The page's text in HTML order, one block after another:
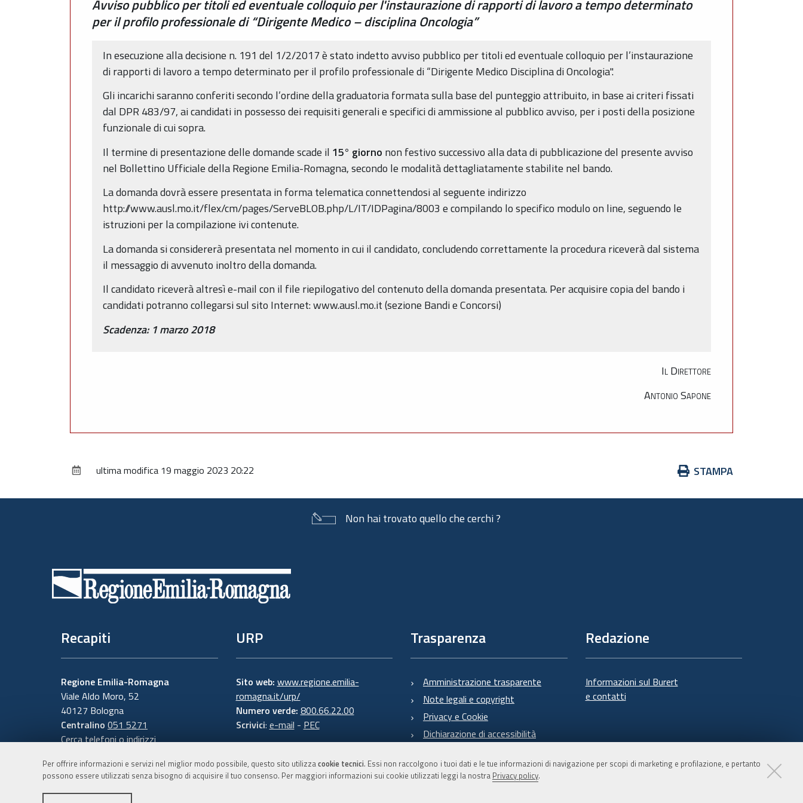
Per offrire informazioni e servizi nel miglior modo possibile, questo sito utilizzacookie tecnici. Essi non raccolgono i tuoi dati e le tue informazioni di navigazione per scopi di marketing e profilazione, e pertanto
possono essere utilizzati senza bisogno di acquisire il tuo consenso. Per maggiori informazioni sui cookie utilizzati leggi la nostra Privacy policy.
Avviso pubblico per titoli ed eventuale colloquio per l'instaurazione di rapporti di lavoro a tempo determinato
per il profilo professionale di “Dirigente Medico – disciplina Oncologia”
In esecuzione alla decisione n. 191 del 1/2/2017 è stato indetto avviso pubblico per titoli ed eventuale colloquio per l’instaurazione
di rapporti di lavoro a tempo determinato per il profilo professionale di “Dirigente Medico Disciplina di Oncologia".
Gli incarichi saranno conferiti secondo l’ordine della graduatoria formata sulla base del punteggio attribuito, in base ai criteri fissati
dal DPR 483/97, ai candidati in possesso dei requisiti generali e specifici di ammissione al pubblico avviso, per i posti della posizione
funzionale di cui sopra.
Il termine di presentazione delle domande scade il 15° giorno non festivo successivo alla data di pubblicazione del presente avviso
nel Bollettino Ufficiale della Regione Emilia-Romagna, secondo le modalità dettagliatamente stabilite nel bando.
La domanda dovrà essere presentata in forma telematica connettendosi al seguente indirizzo
http://www.ausl.mo.it/flex/cm/pages/ServeBLOB.php/L/IT/IDPagina/8003 e compilando lo specifico modulo on line, seguendo le
istruzioni per la compilazione ivi contenute.
La domanda si considererà presentata nel momento in cui il candidato, concludendo correttamente la procedura riceverà dal sistema
il messaggio di avvenuto inoltro della domanda.
Il candidato riceverà altresì e-mail con il file riepilogativo del contenuto della domanda presentata. Per acquisire copia del bando i
candidati potranno collegarsi sul sito Internet: www.ausl.mo.it (sezione Bandi e Concorsi)
Scadenza: 1 marzo 2018
Il Direttore
Antonio Sapone
Azioni
documento
STAMPA
ultima modifica 19 maggio 2023 20:22
Non hai trovato quello che cerchi ?
Recapiti
Regione Emilia-Romagna
Viale Aldo Moro, 52
40127 Bologna
Centralino 051 5271
Cerca telefoni o indirizzi
URP
Sito web: www.regione.emilia-
romagna.it/urp/
Numero verde: 800.66.22.00
Scrivici: e-mail - PEC
Trasparenza
Amministrazione trasparente
Note legali e copyright
Privacy e Cookie
Dichiarazione di accessibilità
Redazione
Informazioni sul Burert
e contatti